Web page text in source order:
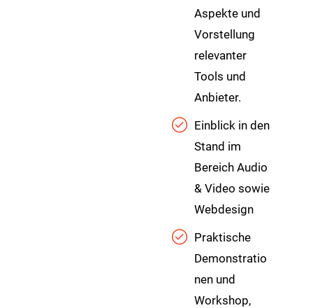
Aspekte und
Vorstellung
relevanter
Tools und
Anbieter.
Einblick in den
Stand im
Bereich Audio
& Video sowie
Webdesign
Praktische
Demonstratio
nen und
Workshop,